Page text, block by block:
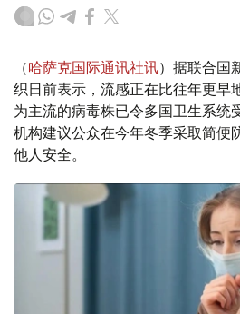
（哈萨克国际通讯社讯）据联合国
织日前表示，流感正在比往年更早
为主流的病毒株已令多国卫生系统
机构建议公众在今年冬季采取简便
他人安全。